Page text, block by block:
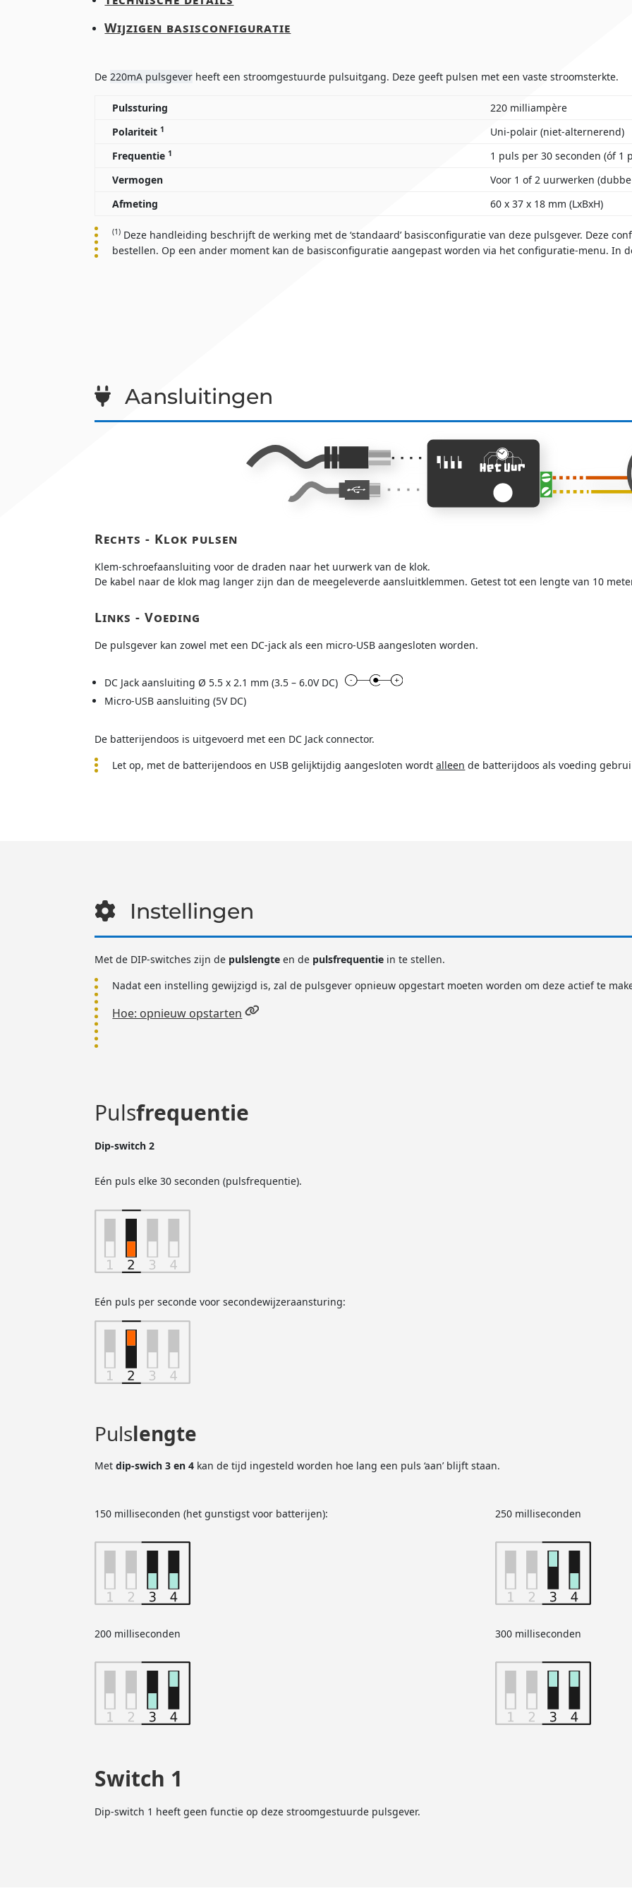
Wijzigen basisconfiguratie
De220mA pulsgever heeft een stroomgestuurde pulsuitgang. Deze geeft pulsen met een vaste stroomsterkte.
Pulssturing
220 milliampère
Polariteit1
Uni-polair (niet-alternerend)
Frequentie1
1 puls per 30 seconden (óf 1
Vermogen
Voor 1 of 2 uurwerken
Afmeting
60 x 37 x 18 mm (LxBxH)
(1) Deze handleiding beschrijft de werking met de ‘standaard’ basisconfiguratie van deze pulsgever. Deze
bestellen. Op een ander moment kan de basisconfiguratie aangepast worden via het configuratie-menu. In
Aansluitingen
Rechts - Klok pulsen
Klem-schroefaansluiting voor de draden naar het uurwerk van de klok.
De kabel naar de klok mag langer zijn dan de meegeleverde aansluitklemmen. Getest tot een lengte van 10
Links - Voeding
De pulsgever kan zowel met een DC-jack als een micro-USB aangesloten worden.
DC Jack aansluiting Ø 5.5 x 2.1 mm (3.5 – 6.0V DC)
Micro-USB aansluiting (5V DC)
De batterijendoos is uitgevoerd met een DC Jack connector.
Let op, met de batterijendoos en USB gelijktijdig aangesloten wordtalleen de batterijdoos als voeding
Instellingen
Met de DIP-switches zijn de pulslengte en de pulsfrequentie in te stellen.
Nadat een instelling gewijzigd is, zal de pulsgever opnieuw opgestart moeten worden om deze actief te
Hoe: opnieuw opstarten
Pulsfrequentie
Dip-switch 2
Eén puls elke 30 seconden (pulsfrequentie).
Eén puls per seconde voor secondewijzeraansturing:
Pulslengte
Metdip-swich 3 en 4 kan de tijd ingesteld worden hoe lang een puls ‘aan’ blijft staan.
150 milliseconden (het gunstigst voor batterijen):
200 milliseconden
250 milliseconden
300 milliseconden
Switch 1
Dip-switch 1 heeft geen functie op deze stroomgestuurde pulsgever.